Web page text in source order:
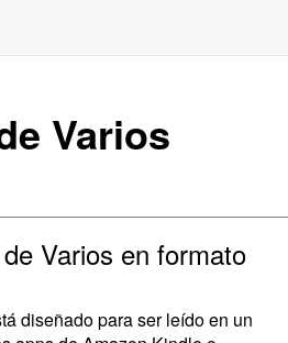
Varios
Varios en formato
diseñado para ser leído en un